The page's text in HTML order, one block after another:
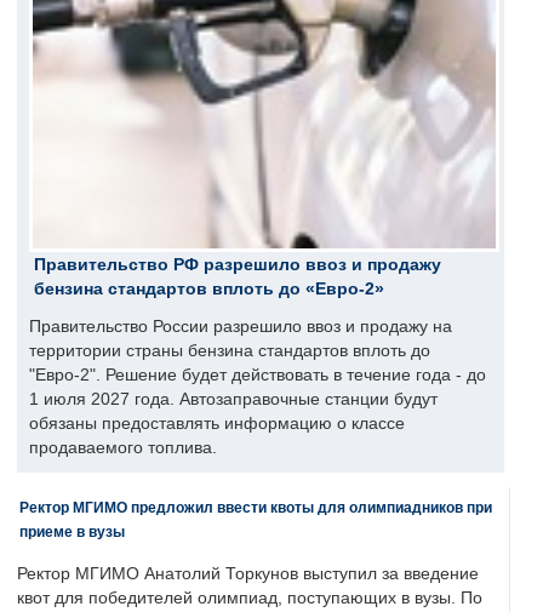
Правительство РФ разрешило ввоз и продажу
бензина стандартов вплоть до «Евро-2»
Правительство России разрешило ввоз и продажу на
территории страны бензина стандартов вплоть до
"Евро-2". Решение будет действовать в течение года - до
1 июля 2027 года. Автозаправочные станции будут
обязаны предоставлять информацию о классе
продаваемого топлива.
Ректор МГИМО предложил ввести квоты для олимпиадников при
приеме в вузы
Ректор МГИМО Анатолий Торкунов выступил за введение
квот для победителей олимпиад, поступающих в вузы. По